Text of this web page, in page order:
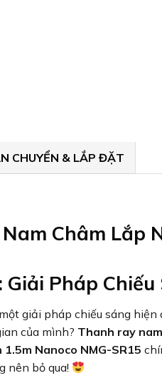
CHUYỂN & LẮP ĐẶT
Châm Lắp
Giải Pháp
giải pháp chiếu sáng hiện
của mình? Thanh ray
Nanoco NMG-SR15
nên bỏ qua!